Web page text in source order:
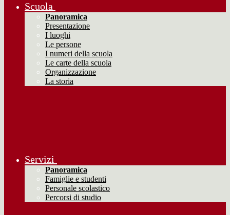
Scuola
Panoramica
Presentazione
I luoghi
Le persone
I numeri della scuola
Le carte della scuola
Organizzazione
La storia
Servizi
Panoramica
Famiglie e studenti
Personale scolastico
Percorsi di studio